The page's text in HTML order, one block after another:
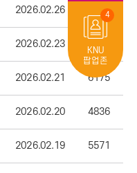
4
KNU
팝업존
2026.02.26 5485
2026.02.23 5207
2026.02.21 6175
2026.02.20 4836
2026.02.19 5571